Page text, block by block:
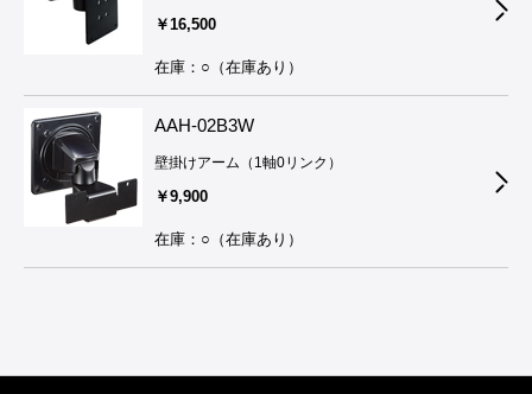
￥16,500
在庫：○（在庫あり）
AAH-02B3W
壁掛けアーム（1軸0リンク）
￥9,900
在庫：○（在庫あり）